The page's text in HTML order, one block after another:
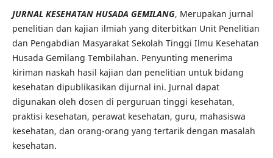
JURNAL KESEHATAN HUSADA GEMILANG, Merupakan jurnal
penelitian dan kajian ilmiah yang diterbitkan Unit Penelitian
dan Pengabdian Masyarakat Sekolah Tinggi Ilmu Kesehatan
Husada Gemilang Tembilahan. Penyunting menerima
kiriman naskah hasil kajian dan penelitian untuk bidang
kesehatan dipublikasikan dijurnal ini. Jurnal dapat
digunakan oleh dosen di perguruan tinggi kesehatan,
praktisi kesehatan, perawat kesehatan, guru, mahasiswa
kesehatan, dan orang-orang yang tertarik dengan masalah
kesehatan.